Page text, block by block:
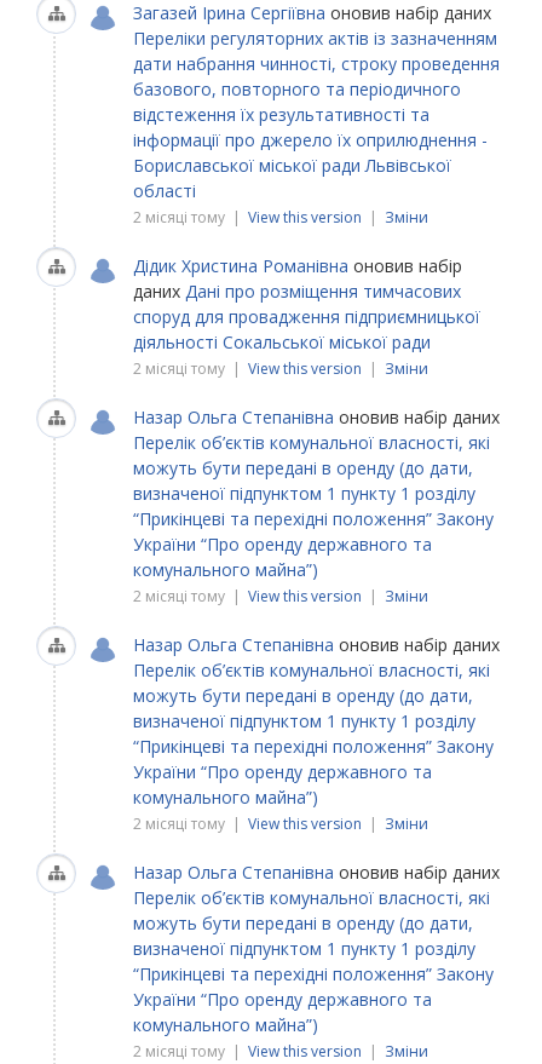
Загазей Ірина Сергіївна оновив набір даних
Переліки регуляторних актів із зазначенням
дати набрання чинності, строку проведення
базового, повторного та періодичного
відстеження їх результативності та
інформації про джерело їх оприлюднення -
Бориславської міської ради Львівської
області
2 місяці тому | View this version | Зміни
Дідик Христина Романівна оновив набір
даних Дані про розміщення тимчасових
споруд для провадження підприємницької
діяльності Сокальської міської ради
2 місяці тому | View this version | Зміни
Назар Ольга Степанівна оновив набір даних
Перелік об’єктів комунальної власності, які
можуть бути передані в оренду (до дати,
визначеної підпунктом 1 пункту 1 розділу
“Прикінцеві та перехідні положення” Закону
України “Про оренду державного та
комунального майна”)
2 місяці тому | View this version | Зміни
Назар Ольга Степанівна оновив набір даних
Перелік об’єктів комунальної власності, які
можуть бути передані в оренду (до дати,
визначеної підпунктом 1 пункту 1 розділу
“Прикінцеві та перехідні положення” Закону
України “Про оренду державного та
комунального майна”)
2 місяці тому | View this version | Зміни
Назар Ольга Степанівна оновив набір даних
Перелік об’єктів комунальної власності, які
можуть бути передані в оренду (до дати,
визначеної підпунктом 1 пункту 1 розділу
“Прикінцеві та перехідні положення” Закону
України “Про оренду державного та
комунального майна”)
2 місяці тому | View this version | Зміни